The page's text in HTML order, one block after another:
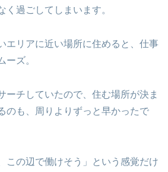
く過ごしてしまいます。
エリアに近い場所に住めると、仕事
ーズ。
ーチしていたので、住む場所が決ま
のも、周りよりずっと早かったで
この辺で働けそう」という感覚だけ